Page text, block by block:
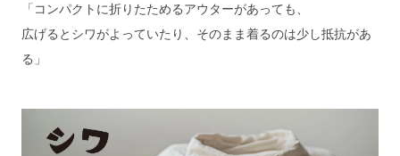
「コンパクトに折りたためるアウターがあっても、
広げるとシワがよっていたり、そのまま着るのは少し抵抗があ
る」